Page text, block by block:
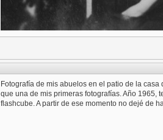
Fotografía de mis abuelos en el patio de la
que una de mis primeras fotografías. Año 1965,
flashcube. A partir de ese momento no dejé de